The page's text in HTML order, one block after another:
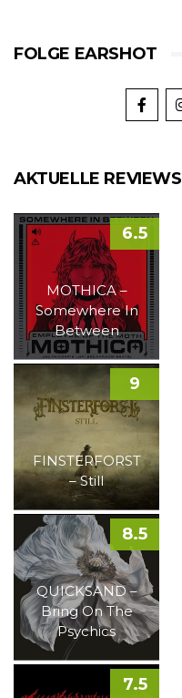
FOLGE EARSHOT
AKTUELLE REVIEWS
MOTHICA –
Somewhere In
Between
6.5
FINSTERFORST
– Still
9
QUICKSAND –
Bring On The
Psychics
8.5
7.5